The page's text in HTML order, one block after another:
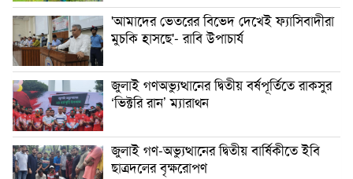
'আমাদের ভেতরের বিভেদ দেখেই ফ্যাসিবাদীরা
মুচকি হাসছে'- রাবি উপাচার্য
জুলাই গণঅভ্যুত্থানের দ্বিতীয় বর্ষপূর্তিতে রাকসুর
‘ভিক্টরি রান’ ম্যারাথন
জুলাই গণ-অভ্যুত্থানের দ্বিতীয় বার্ষিকীতে ইবি
ছাত্রদলের বৃক্ষরোপণ